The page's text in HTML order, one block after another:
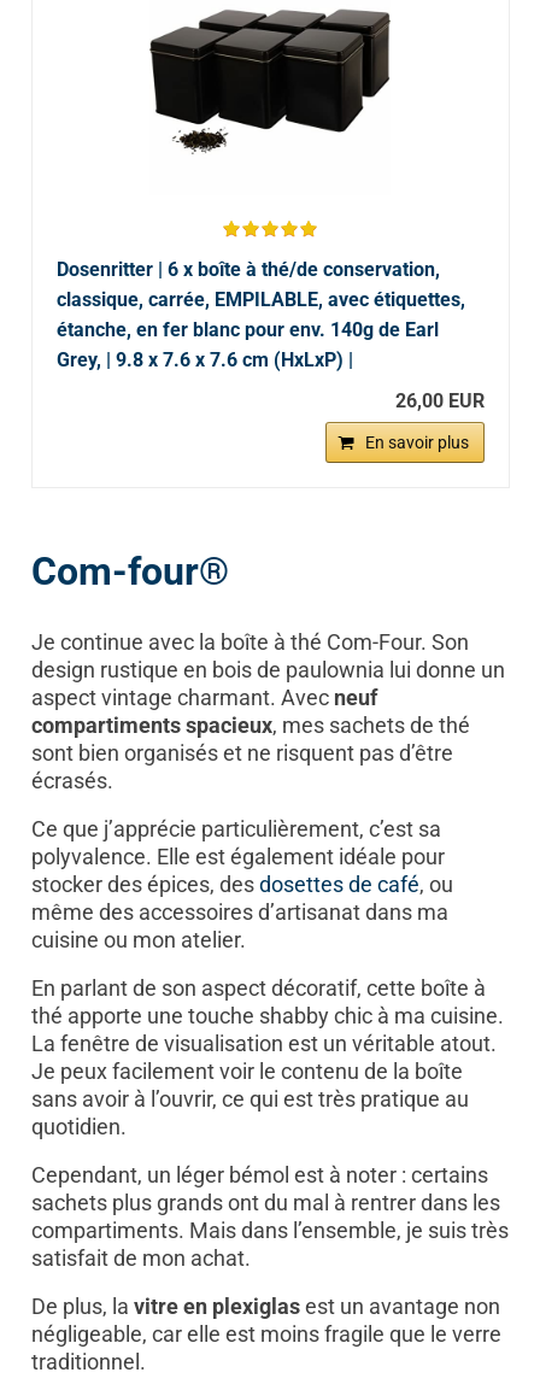
Dosenritter | 6 x boîte à thé/de conservation,
classique, carrée, EMPILABLE, avec étiquettes,
étanche, en fer blanc pour env. 140g de Earl
Grey, | 9.8 x 7.6 x 7.6 cm (HxLxP) |
26,00 EUR
En savoir plus
Com-four®
Je continue avec la boîte à thé Com-Four. Son
design rustique en bois de paulownia lui donne un
aspect vintage charmant. Avec neuf
compartiments spacieux, mes sachets de thé
sont bien organisés et ne risquent pas d’être
écrasés.
Ce que j’apprécie particulièrement, c’est sa
polyvalence. Elle est également idéale pour
stocker des épices, desdosettes de café, ou
même des accessoires d’artisanat dans ma
cuisine ou mon atelier.
En parlant de son aspect décoratif, cette boîte à
thé apporte une touche shabby chic à ma cuisine.
La fenêtre de visualisation est un véritable atout.
Je peux facilement voir le contenu de la boîte
sans avoir à l’ouvrir, ce qui est très pratique au
quotidien.
Cependant, un léger bémol est à noter : certains
sachets plus grands ont du mal à rentrer dans les
compartiments. Mais dans l’ensemble, je suis très
satisfait de mon achat.
De plus, la vitre en plexiglasest un avantage non
négligeable, car elle est moins fragile que le verre
traditionnel.